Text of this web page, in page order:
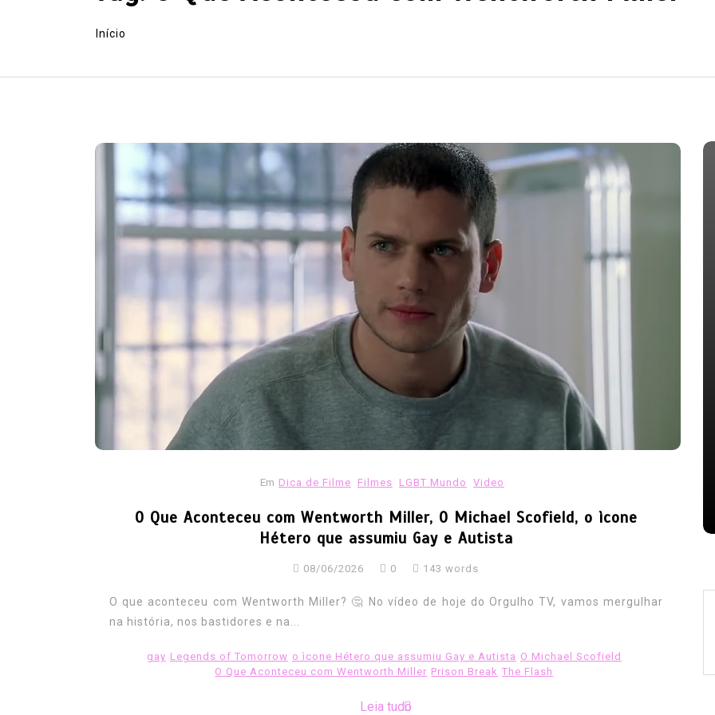
Início
Em Dica de Filme Filmes LGBT Mundo Video
O Que Aconteceu com Wentworth Miller, O Michael Scofield, o ìcone
Hétero que assumiu Gay e Autista
08/06/2026 0 143 words
O que aconteceu com Wentworth Miller? 🤔 No vídeo de hoje do Orgulho TV, vamos mergulhar
na história, nos bastidores e na...
gay Legends of Tomorrow o ìcone Hétero que assumiu Gay e Autista O Michael Scofield
O Que Aconteceu com Wentworth Miller Prison Break The Flash
Leia tudo
LGBT HISTORIA
lgbtbrasil
LGBTfobia
EUROPA: Veteranos LGBT devem
receber indenização por serem
expulsos do exército
06/08/2026 0 187 words
ativismo direitos Europa
reparacao veteranos
Em HIV
Infecções e mortes por HIV
caem, mas falta de recursos
ameaça avanços
353 words
combate a aids
lgbt
noticias hiv
saude publica